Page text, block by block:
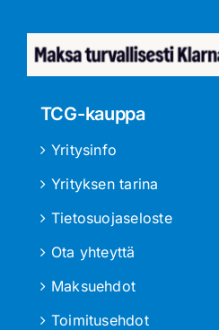
TCG-kauppa
Yritysinfo
Yrityksen tarina
Tietosuojaseloste
Ota yhteyttä
Maksuehdot
Toimitusehdot